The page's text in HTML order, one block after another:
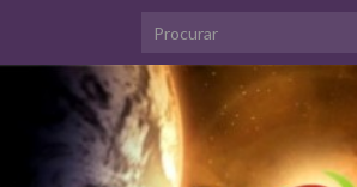
Search for: